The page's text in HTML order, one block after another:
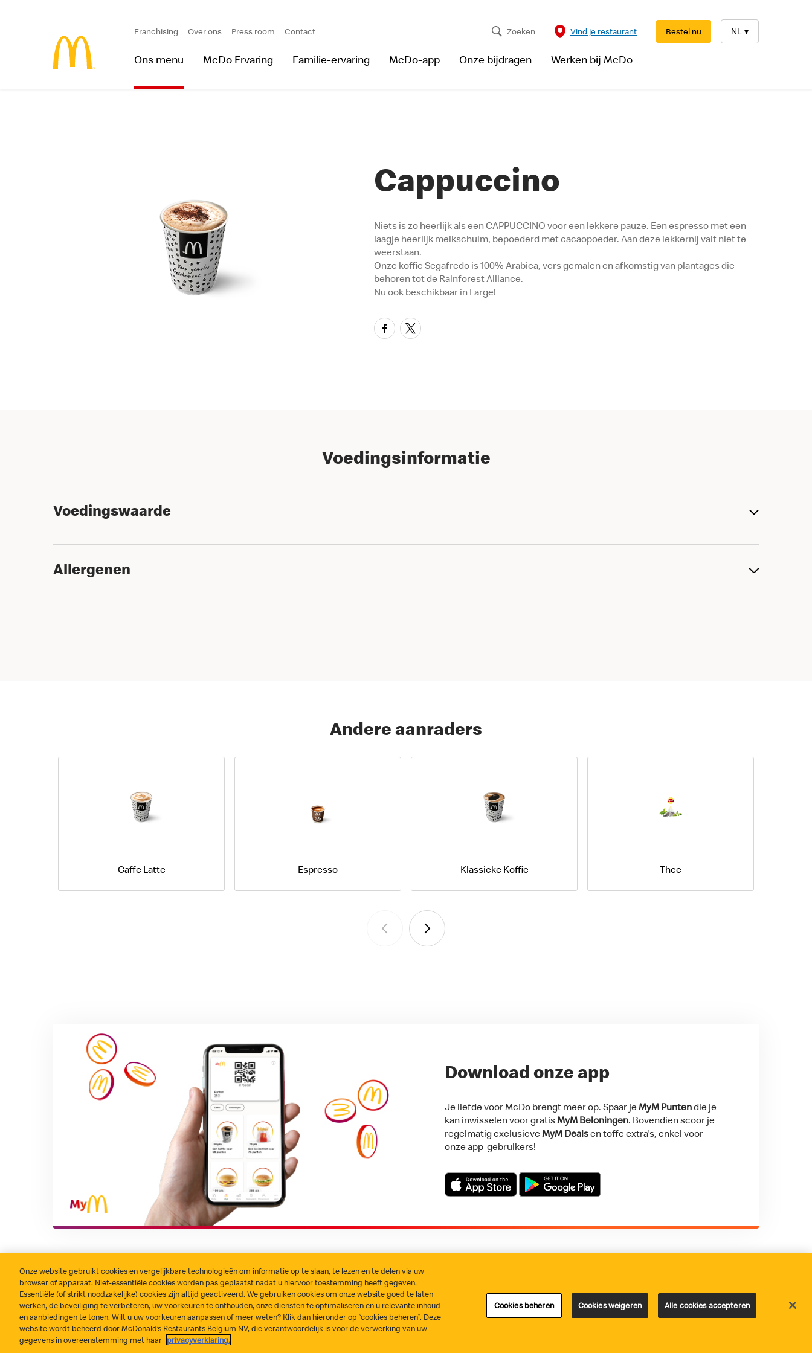
Ons menu McDo Ervaring Familie-ervaring McDo-app Onze bijdragen Werken bij McDo
NL ▾
Bestel nu
Vind je restaurant
Zoeken
Franchising Over ons Press room Contact
Cappuccino
Niets is zo heerlijk als een CAPPUCCINO voor een lekkere pauze. Een espresso met een
laagje heerlijk melkschuim, bepoederd met cacaopoeder. Aan deze lekkernij valt niet te
weerstaan.
Onze koffie Segafredo is 100% Arabica, vers gemalen en afkomstig van plantages die
behoren tot de Rainforest Alliance.
Nu ook beschikbaar in Large!
Voedingsinformatie
Voedingswaarde
Allergenen
Andere aanraders
Caffe Latte Espresso Klassieke Koffie Thee
Download onze app
Je liefde voor McDo brengt meer op. Spaar jeMyM Puntendie je
kan inwisselen voor gratisMyM Beloningen. Bovendien scoor je
regelmatig exclusieveMyM Dealsen toffe extra's, enkel voor
onze app-gebruikers!
Download on the App StoreGet it on Google Play
Alles naar wens? Contact Privacyverklaring Cookiebeleid Cookiebeheer Algemene voorwaarden
Onze website gebruikt cookies en vergelijkbare technologieën om informatie op te slaan, te lezen en te delen via uw
browser of apparaat. Niet-essentiële cookies worden pas geplaatst nadat u hiervoor toestemming heeft gegeven.
Essentiële (of strikt noodzakelijke) cookies zijn altijd geactiveerd. We gebruiken cookies om onze website goed te laten
werken, de beveiliging te verbeteren, uw voorkeuren te onthouden, onze diensten te optimaliseren en u relevante inhoud
en aanbiedingen te tonen. Wilt u uw voorkeuren aanpassen of meer weten? Klik dan hieronder op “cookies beheren”. Deze
website wordt beheerd door McDonald’s Restaurants Belgium NV, die verantwoordelijk is voor de verwerking van uw
gegevens in overeenstemming met haar privacyverklaring.
Cookies beheren Cookies weigeren Alle cookies accepteren